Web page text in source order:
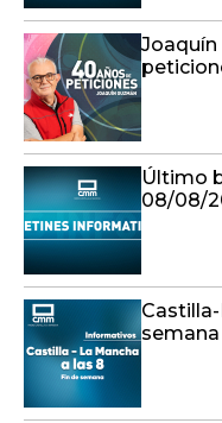
Joaquín
Último
08/08/